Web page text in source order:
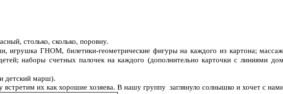
столько, сколько, поровну.
игрушка ГНОМ, билетики-геометрические фигуры на каждого из картона;
наборы счетных палочек на каждого (дополнительно карточки с линиями
детский марш).
встретим их как хорошие хозяева. В нашу группу заглянуло солнышко и хочет с